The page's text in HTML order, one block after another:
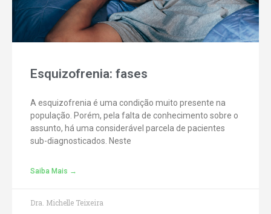
Esquizofrenia: fases
A esquizofrenia é uma condição muito presente na
população. Porém, pela falta de conhecimento sobre o
assunto, há uma considerável parcela de pacientes
sub-diagnosticados. Neste
Saiba Mais →
Dra. Michelle Teixeira